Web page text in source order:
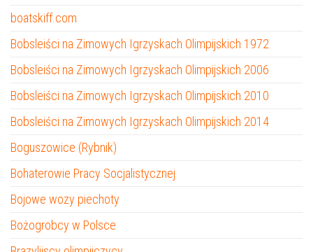
boatskiff.com
Bobsleiści na Zimowych Igrzyskach Olimpijskich 1972
Bobsleiści na Zimowych Igrzyskach Olimpijskich 2006
Bobsleiści na Zimowych Igrzyskach Olimpijskich 2010
Bobsleiści na Zimowych Igrzyskach Olimpijskich 2014
Boguszowice (Rybnik)
Bohaterowie Pracy Socjalistycznej
Bojowe wozy piechoty
Bożogrobcy w Polsce